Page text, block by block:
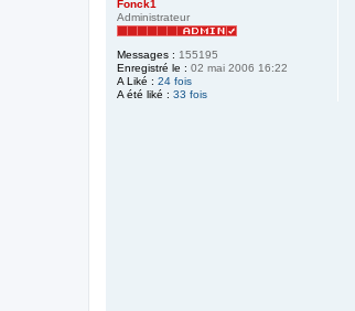
Fonck1
Administrateur
Messages : 155195
Enregistré le : 02 mai 2006 16:22
A Liké : 24 fois
A été liké : 33 fois